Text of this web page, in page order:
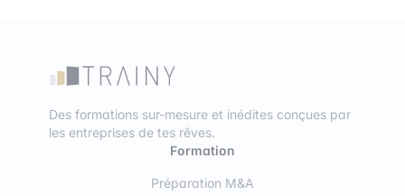
Des formations sur-mesure et inédites conçues par
les entreprises de tes rêves.
Formation
Préparation M&A